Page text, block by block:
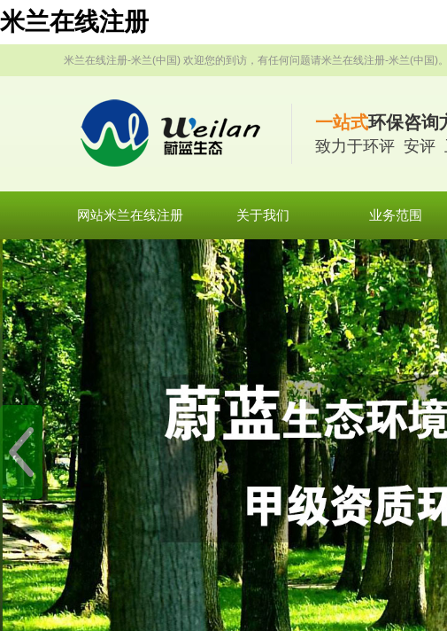
米兰在线注册
米兰在线注册-米兰(中国) 欢迎您的到访，有任何问题请米兰在线注册-米兰(中国)。
一站式环保咨询
致力于环评 安评
网站米兰在线注册 关于我们 业务范围